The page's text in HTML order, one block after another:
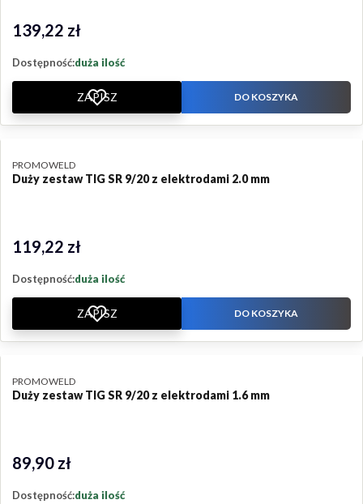
Cena
139,22 zł
Dostępność:duża ilość
ZAPISZ DO KOSZYKA
Duży zestaw TIG SR 9/20 z elektrodami 2.0 mm
PRODUCENT
PROMOWELD
Cena
119,22 zł
Dostępność:duża ilość
ZAPISZ DO KOSZYKA
Duży zestaw TIG SR 9/20 z elektrodami 1.6 mm
PRODUCENT
PROMOWELD
Cena
89,90 zł
Dostępność:duża ilość